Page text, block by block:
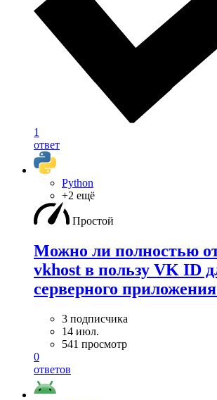
1
ответ
Python
+2 ещё
Простой
Можно ли полностью
vkhost в пользу VK ID
серверного
3 подписчика
14 июл.
541 просмотр
0
ответов